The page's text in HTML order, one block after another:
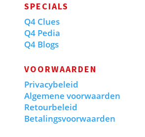
SPECIALS
Q4 Clues
Q4 Pedia
Q4 Blogs
VOORWAARDEN
Privacybeleid
Algemene voorwaarden
Retourbeleid
Betalingsvoorwaarden